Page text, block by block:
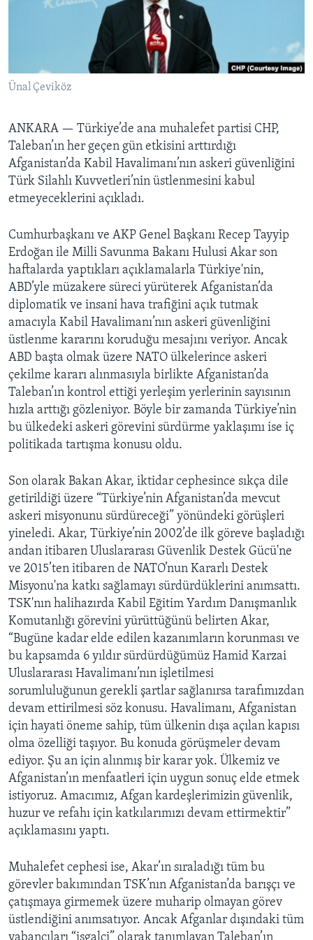
Diller
Ünal Çeviköz
ANKARA — Türkiye’de ana muhalefet partisi CHP,
Taleban’ın her geçen gün etkisini arttırdığı
Afganistan’da Kabil Havalimanı’nın askeri güvenliğini
Türk Silahlı Kuvvetleri’nin üstlenmesini kabul
etmeyeceklerini açıkladı.
Cumhurbaşkanı ve AKP Genel Başkanı Recep Tayyip
Erdoğan ile Milli Savunma Bakanı Hulusi Akar son
haftalarda yaptıkları açıklamalarla Türkiye'nin,
ABD’yle müzakere süreci yürüterek Afganistan’da
diplomatik ve insani hava trafiğini açık tutmak
amacıyla Kabil Havalimanı’nın askeri güvenliğini
üstlenme kararını koruduğu mesajını veriyor. Ancak
ABD başta olmak üzere NATO ülkelerince askeri
çekilme kararı alınmasıyla birlikte Afganistan’da
Taleban’ın kontrol ettiği yerleşim yerlerinin sayısının
hızla arttığı gözleniyor. Böyle bir zamanda Türkiye’nin
bu ülkedeki askeri görevini sürdürme yaklaşımı ise iç
politikada tartışma konusu oldu.
Son olarak Bakan Akar, iktidar cephesince sıkça dile
getirildiği üzere “Türkiye’nin Afganistan’da mevcut
askeri misyonunu sürdüreceği” yönündeki görüşleri
yineledi. Akar, Türkiye’nin 2002’de ilk göreve başladığı
andan itibaren Uluslararası Güvenlik Destek Gücü'ne
ve 2015’ten itibaren de NATO’nun Kararlı Destek
Misyonu'na katkı sağlamayı sürdürdüklerini anımsattı.
TSK'nın halihazırda Kabil Eğitim Yardım Danışmanlık
Komutanlığı görevini yürüttüğünü belirten Akar,
“Bugüne kadar elde edilen kazanımların korunması ve
bu kapsamda 6 yıldır sürdürdüğümüz Hamid Karzai
Uluslararası Havalimanı’nın işletilmesi
sorumluluğunun gerekli şartlar sağlanırsa tarafımızdan
devam ettirilmesi söz konusu. Havalimanı, Afganistan
için hayati öneme sahip, tüm ülkenin dışa açılan kapısı
olma özelliği taşıyor. Bu konuda görüşmeler devam
ediyor. Şu an için alınmış bir karar yok. Ülkemiz ve
Afganistan’ın menfaatleri için uygun sonuç elde etmek
istiyoruz. Amacımız, Afgan kardeşlerimizin güvenlik,
huzur ve refahı için katkılarımızı devam ettirmektir”
açıklamasını yaptı.
Muhalefet cephesi ise, Akar’ın sıraladığı tüm bu
görevler bakımından TSK’nın Afganistan’da barışçı ve
çatışmaya girmemek üzere muharip olmayan görev
üstlendiğini anımsatıyor. Ancak Afganlar dışındaki tüm